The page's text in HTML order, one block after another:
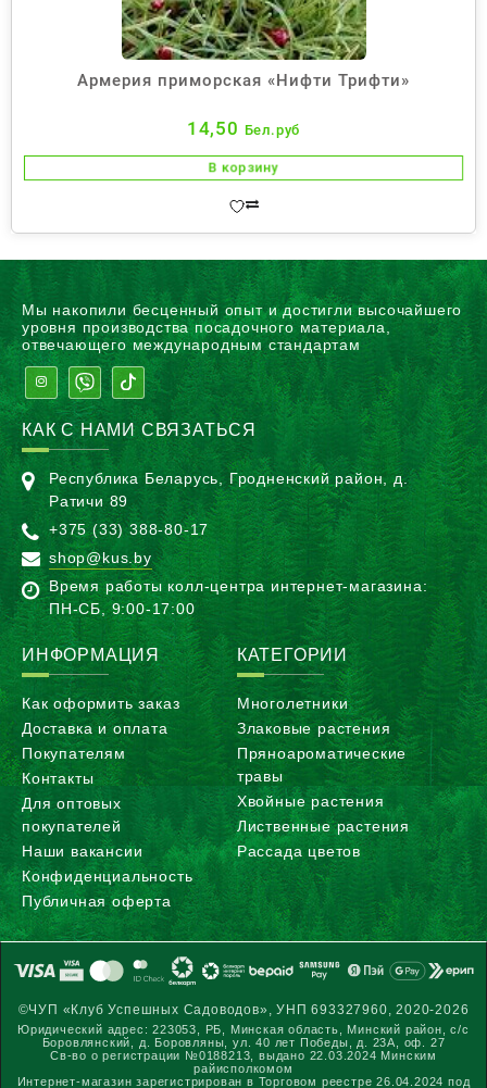
Армерия приморская «Нифти Трифти»
14,50 Бел.руб
В корзину
Мы накопили бесценный опыт и достигли высочайшего
уровня производства посадочного материала,
отвечающего международным стандартам
КАК С НАМИ СВЯЗАТЬСЯ
Республика Беларусь, Гродненский район, д.
Ратичи 89
+375 (33) 388-80-17
shop@kus.by
Время работы колл-центра интернет-магазина:
ПН-CБ, 9:00-17:00
ИНФОРМАЦИЯ
Как оформить заказ
Доставка и оплата
Покупателям
Контакты
Для оптовых
покупателей
Наши вакансии
Конфиденциальность
Публичная оферта
КАТЕГОРИИ
Многолетники
Злаковые растения
Пряноароматические
травы
Хвойные растения
Лиственные растения
Рассада цветов
©ЧУП «Клуб Успешных Садоводов», УНП 693327960, 2020-2026
Юридический адрес: 223053, РБ, Минская область, Минский район, с/с
Боровлянский, д. Боровляны, ул. 40 лет Победы, д. 23А, оф. 27
Св-во о регистрации №0188213, выдано 22.03.2024 Минским
райисполкомом
Интернет-магазин зарегистрирован в Торговом реестре 26.04.2024 под